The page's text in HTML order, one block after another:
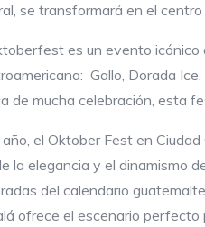
se transformará en el
es un evento icónico
Gallo, Dorada
de mucha celebración, esta
el Oktober Fest en
la elegancia y el dinamismo
del calendario
ofrece el escenario